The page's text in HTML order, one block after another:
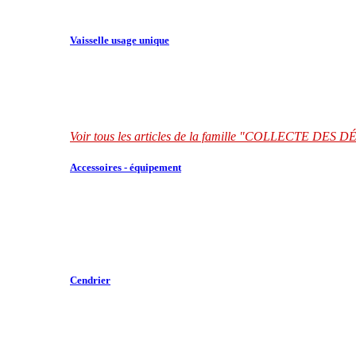
Vaisselle usage unique
Voir tous les articles de la famille "COLLECTE DES
Accessoires - équipement
Cendrier